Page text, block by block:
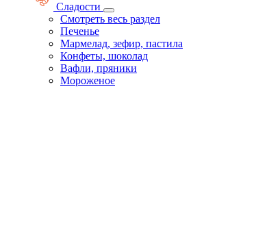
Сладости
Смотреть весь раздел
Печенье
Мармелад, зефир, пастила
Конфеты, шоколад
Вафли, пряники
Мороженое